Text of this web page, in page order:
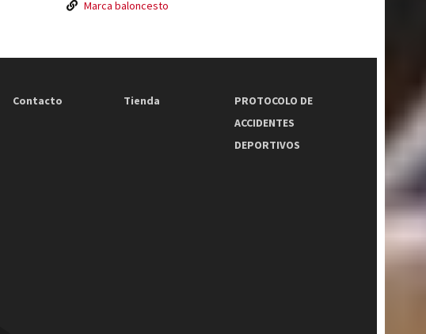
Marca baloncesto
Contacto Tienda
PROTOCOLO DE
ACCIDENTES
DEPORTIVOS